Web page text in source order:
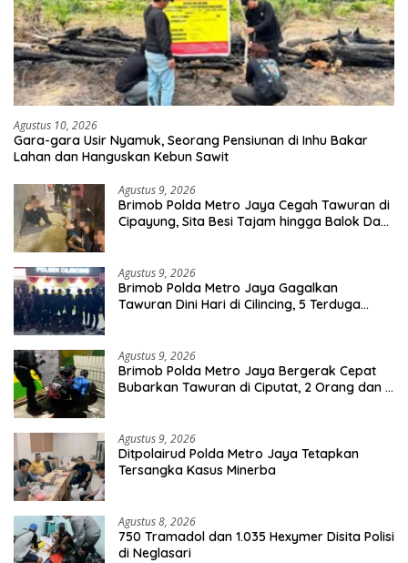
Agustus 10, 2026
Gara-gara Usir Nyamuk, Seorang Pensiunan di Inhu Bakar
Lahan dan Hanguskan Kebun Sawit
Agustus 9, 2026
Brimob Polda Metro Jaya Cegah Tawuran di
Cipayung, Sita Besi Tajam hingga Balok Dan
Agustus 9, 2026
Brimob Polda Metro Jaya Gagalkan
Tawuran Dini Hari di Cilincing, 5 Terduga
Agustus 9, 2026
Brimob Polda Metro Jaya Bergerak Cepat
Bubarkan Tawuran di Ciputat, 2 Orang dan 3
Agustus 9, 2026
Ditpolairud Polda Metro Jaya Tetapkan
Tersangka Kasus Minerba
Agustus 8, 2026
750 Tramadol dan 1.035 Hexymer Disita Polisi
di Neglasari